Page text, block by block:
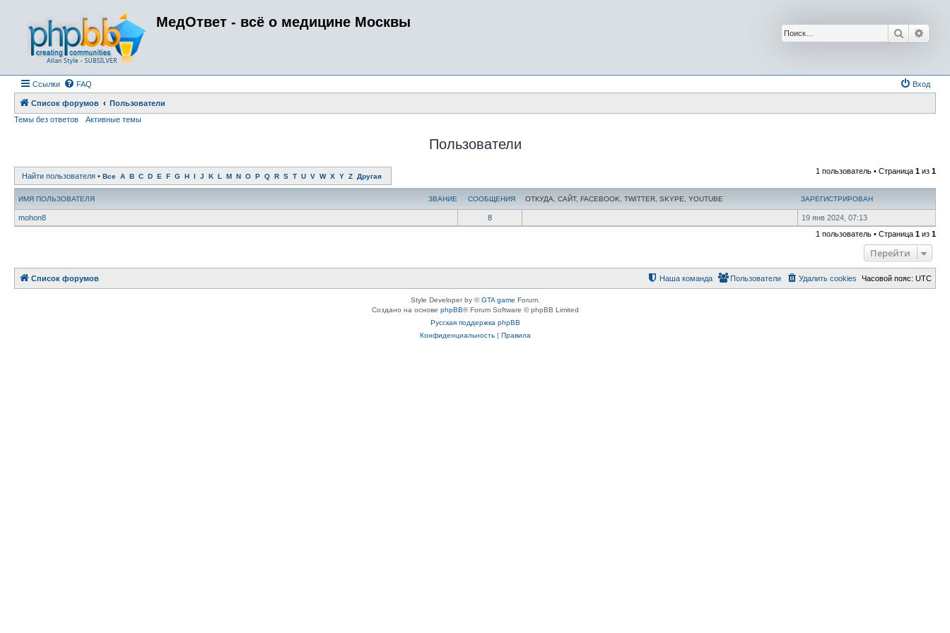
МедОтвет - всё о медицине Москвы
Поиск
Ссылки FAQ Вход
Список форумов
Пользователи
Темы без ответов
Активные темы
Пользователи
Найти пользователя • Все A B C D E F G H I J K L M N O P Q R S T U V W X Y Z Другая
1 пользователь • Страница 1 из 1
ЗВАНИЕ
ИМЯ ПОЛЬЗОВАТЕЛЯ СООБЩЕНИЯ ОТКУДА, САЙТ, FACEBOOK, TWITTER, SKYPE, YOUTUBE ЗАРЕГИСТРИРОВАН
mohon8 8
19 янв 2024, 07:13
1 пользователь • Страница 1 из 1
Перейти
Список форумов Часовой пояс: UTC
Удалить cookies
Пользователи
Наша команда
Style Developer by ©GTA game Forum.
Создано на основе phpBB® Forum Software © phpBB Limited
Русская поддержка phpBB
Конфиденциальность| Правила